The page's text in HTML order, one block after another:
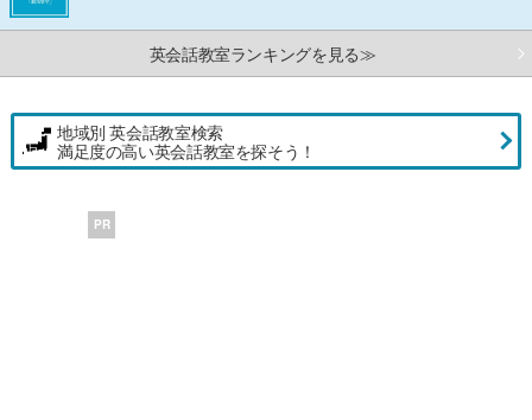
英会話教室ランキングを見る≫
地域別 英会話教室検索
満足度の高い英会話教室を探そう！
PR